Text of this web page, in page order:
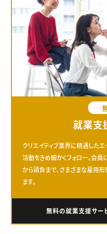
就業支
クリエイティブ業界に精通した
活動をきめ細かくフォロー。会員
から請負まで、さまざまな雇用
ます。
無料の就業支援サー